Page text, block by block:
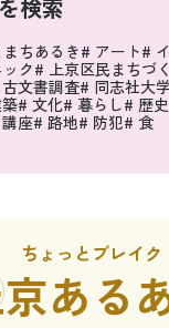
検索
まちあるき アート
ク
上京区民まちづ
古文書調査 同志社大
文化 暮らし 歴史
講座 路地 防犯 食
ちょっとブレイク
ある